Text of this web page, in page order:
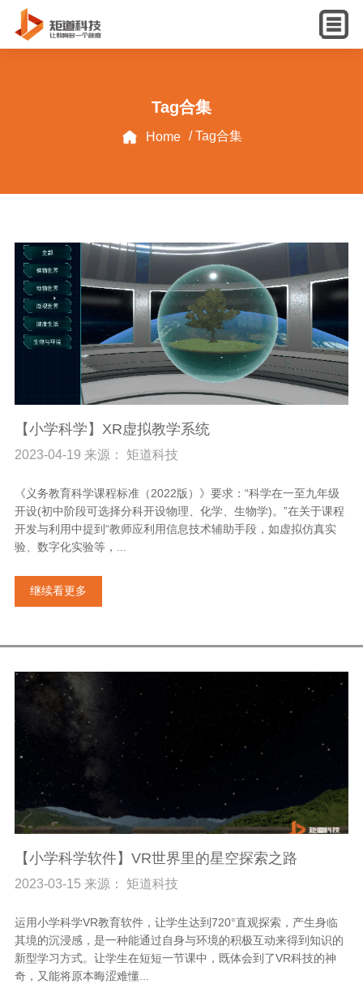
English
Tag合集
Home / Tag合集
【小学科学】XR虚拟教学系统
2023-04-19 来源： 矩道科技
《义务教育科学课程标准（2022版）》要求：“科学在一至九年级
开设(初中阶段可选择分科开设物理、化学、生物学)。”在关于课程
开发与利用中提到“教师应利用信息技术辅助手段，如虚拟仿真实
验、数字化实验等，...
继续看更多
【小学科学软件】VR世界里的星空探索之路
2023-03-15 来源： 矩道科技
运用小学科学VR教育软件，让学生达到720°直观探索，产生身临
其境的沉浸感，是一种能通过自身与环境的积极互动来得到知识的
新型学习方式。让学生在短短一节课中，既体会到了VR科技的神
奇，又能将原本晦涩难懂...